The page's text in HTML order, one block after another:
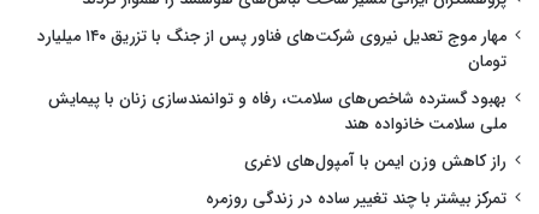
مهار موج تعدیل نیروی شرکت‌های فناور پس از جنگ با تزریق ۱۴۰ میلیارد
تومان
بهبود گسترده شاخص‌های سلامت، رفاه و توانمندسازی زنان با پیمایش
ملی سلامت خانواده هند
راز کاهش وزن ایمن با آمپول‌های لاغری
تمرکز بیشتر با چند تغییر ساده در زندگی روزمره